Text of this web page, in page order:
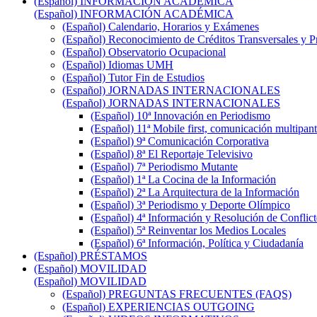
(Español) INFORMACIÓN ACADÉMICA
(Español) Calendario, Horarios y Exámenes
(Español) Reconocimiento de Créditos Transversales y
(Español) Observatorio Ocupacional
(Español) Idiomas UMH
(Español) Tutor Fin de Estudios
(Español) JORNADAS INTERNACIONALES
(Español) JORNADAS INTERNACIONALES
(Español) 10ª Innovación en Periodismo
(Español) 11ª Mobile first, comunicación
(Español) 9ª Comunicación Corporativa
(Español) 8ª El Reportaje Televisivo
(Español) 7ª Periodismo Mutante
(Español) 1ª La Cocina de la Información
(Español) 2ª La Arquitectura de la Información
(Español) 3ª Periodismo y Deporte Olímpico
(Español) 4ª Información y Resolución de
(Español) 5ª Reinventar los Medios Locales
(Español) 6ª Información, Política y Ciudadanía
(Español) PRÉSTAMOS
(Español) MOVILIDAD
(Español) MOVILIDAD
(Español) PREGUNTAS FRECUENTES (FAQS)
(Español) EXPERIENCIAS OUTGOING